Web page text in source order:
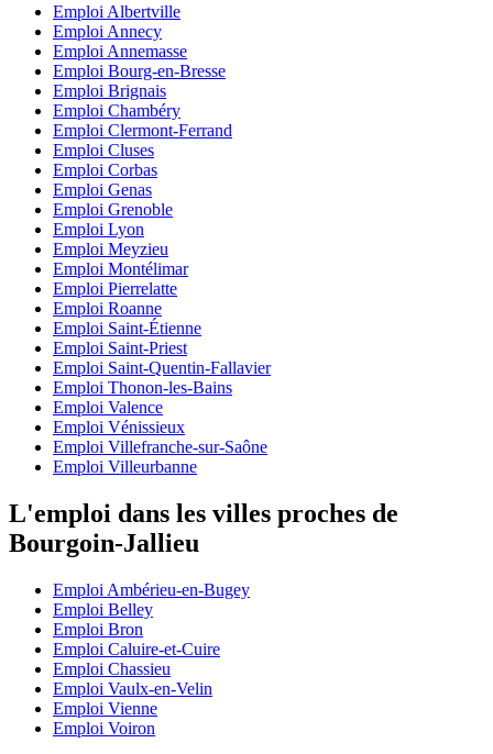
Emploi Albertville
Emploi Annecy
Emploi Annemasse
Emploi Bourg-en-Bresse
Emploi Brignais
Emploi Chambéry
Emploi Clermont-Ferrand
Emploi Cluses
Emploi Corbas
Emploi Genas
Emploi Grenoble
Emploi Lyon
Emploi Meyzieu
Emploi Montélimar
Emploi Pierrelatte
Emploi Roanne
Emploi Saint-Étienne
Emploi Saint-Priest
Emploi Saint-Quentin-Fallavier
Emploi Thonon-les-Bains
Emploi Valence
Emploi Vénissieux
Emploi Villefranche-sur-Saône
Emploi Villeurbanne
L'emploi dans les villes proches de
Bourgoin-Jallieu
Emploi Ambérieu-en-Bugey
Emploi Belley
Emploi Bron
Emploi Caluire-et-Cuire
Emploi Chassieu
Emploi Vaulx-en-Velin
Emploi Vienne
Emploi Voiron